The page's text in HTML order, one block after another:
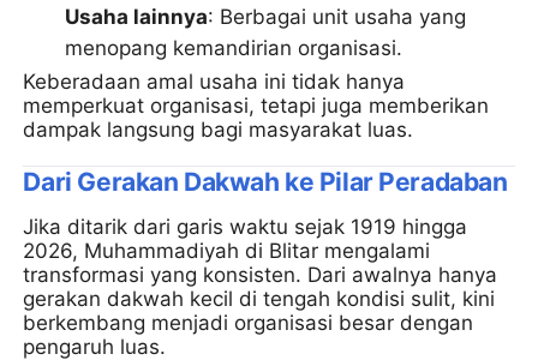
Usaha lainnya: Berbagai unit usaha yang
menopang kemandirian organisasi.
Keberadaan amal usaha ini tidak hanya
memperkuat organisasi, tetapi juga memberikan
dampak langsung bagi masyarakat luas.
Dari Gerakan Dakwah ke Pilar Peradaban
Jika ditarik dari garis waktu sejak 1919 hingga
2026, Muhammadiyah di Blitar mengalami
transformasi yang konsisten. Dari awalnya hanya
gerakan dakwah kecil di tengah kondisi sulit, kini
berkembang menjadi organisasi besar dengan
pengaruh luas.